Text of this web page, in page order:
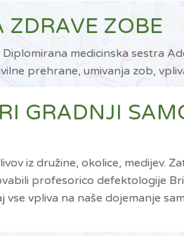
ZOBE
medicinska sestra
prehrane, umivanja zob,
GRADNJI
iz družine, okolice, medijev.
profesorico defektologije
vpliva na naše dojemanje